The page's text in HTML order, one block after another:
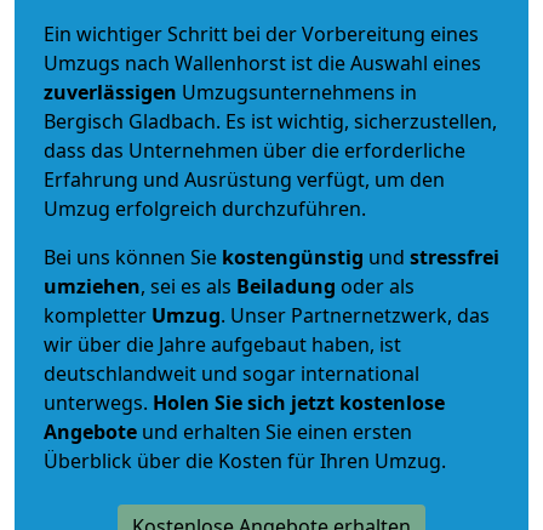
Ein wichtiger Schritt bei der Vorbereitung eines
Umzugs nach Wallenhorst ist die Auswahl eines
zuverlässigen Umzugsunternehmens in
Bergisch Gladbach. Es ist wichtig, sicherzustellen,
dass das Unternehmen über die erforderliche
Erfahrung und Ausrüstung verfügt, um den
Umzug erfolgreich durchzuführen.
Bei uns können Sie kostengünstig und stressfrei
umziehen, sei es als Beiladung oder als
kompletter Umzug. Unser Partnernetzwerk, das
wir über die Jahre aufgebaut haben, ist
deutschlandweit und sogar international
unterwegs. Holen Sie sich jetzt kostenlose
Angebote und erhalten Sie einen ersten
Überblick über die Kosten für Ihren Umzug.